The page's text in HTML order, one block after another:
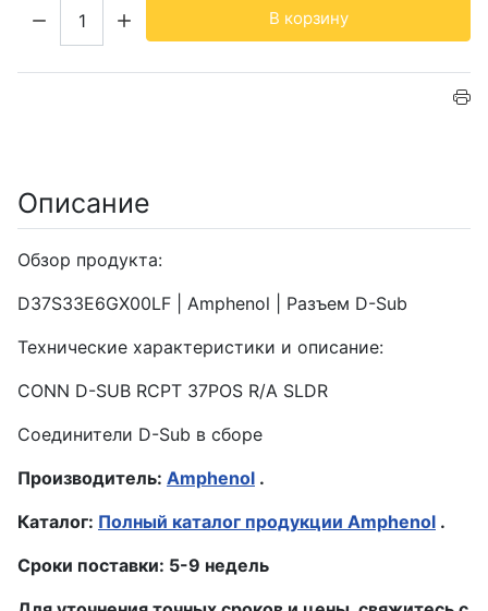
В корзину
Описание
Обзор продукта:
D37S33E6GX00LF | Amphenol | Разъем D-Sub
Технические характеристики и описание:
CONN D-SUB RCPT 37POS R/A SLDR
Соединители D-Sub в сборе
Производитель: Amphenol .
Каталог: Полный каталог продукции Amphenol .
Сроки поставки: 5-9 недель